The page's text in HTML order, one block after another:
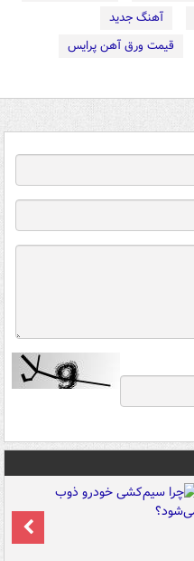
آهنگ جدید
قیمت ورق آهن پرایس